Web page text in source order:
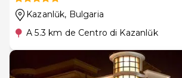
Kazanlŭk, Bulgaria
A 5.3 km de Centro di Kazanlŭk